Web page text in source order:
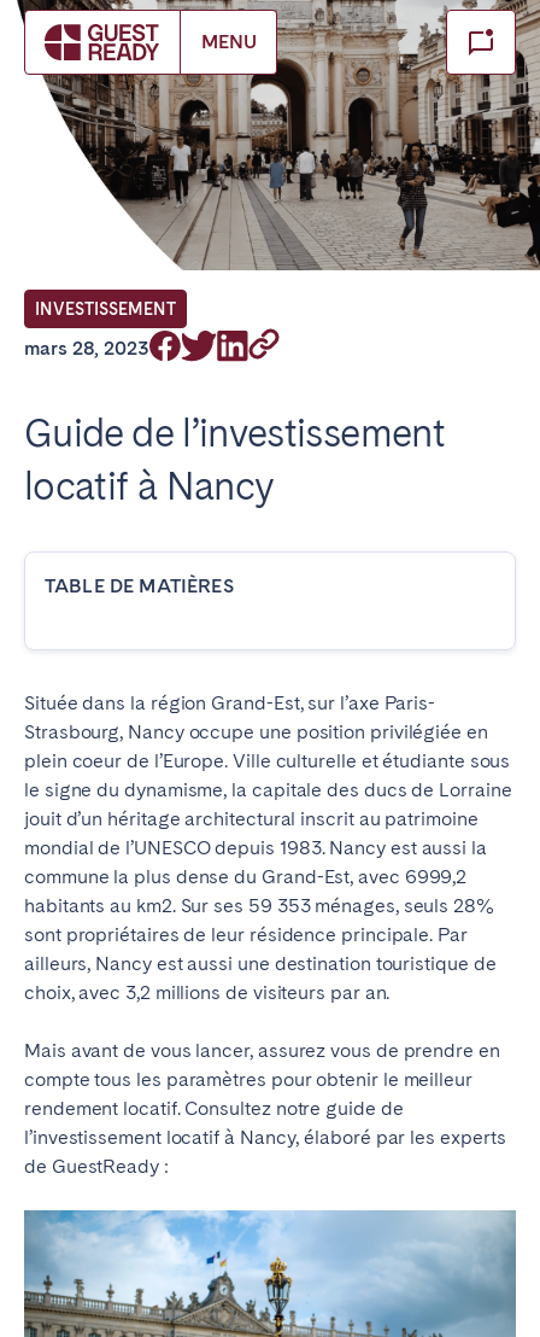
MENU
Make booking
INVESTISSEMENT
mars 28, 2023
Guide de l’investissement
locatif à Nancy
TABLE DE MATIÈRES
Située dans la région Grand-Est, sur l’axe Paris-
Strasbourg, Nancy occupe une position privilégiée en
plein coeur de l’Europe. Ville culturelle et étudiante sous
le signe du dynamisme, la capitale des ducs de Lorraine
jouit d’un héritage architectural inscrit au patrimoine
mondial de l’UNESCO depuis 1983. Nancy est aussi la
commune la plus dense du Grand-Est, avec 6999,2
habitants au km2. Sur ses 59 353 ménages, seuls 28%
sont propriétaires de leur résidence principale. Par
ailleurs, Nancy est aussi une destination touristique de
choix, avec 3,2 millions de visiteurs par an.
Mais avant de vous lancer, assurez vous de prendre en
compte tous les paramètres pour obtenir le meilleur
rendement locatif. Consultez notre guide de
l’investissement locatif à Nancy, élaboré par les experts
de GuestReady :
Fermer
FR Select service of interest
Trouvez votre emplacement
Londres
ÉMIRATS ARABES UNIS
Barcelone
Madrid
Saint-Sébastien
FRANCE
Bassin d’Arcachon
Bordeaux
Cannes
Lille
Lyon
Nice
Paris
Aveiro
Beja
Braga
Coimbra
Évora
Leiria
Lisbonne
Porto
Setúbal
Tomar